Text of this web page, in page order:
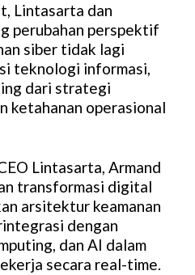
Lintasarta dan
perubahan perspektif
siber tidak lagi
teknologi informasi,
dari strategi
ketahanan operasional
Lintasarta, Armand
transformasi digital
arsitektur keamanan
dengan
dan AI dalam
secara real-time.